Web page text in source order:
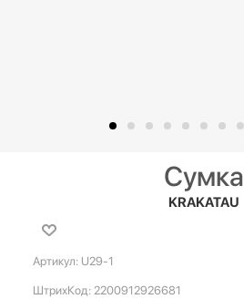
Сумка
KRAKATAU
Артикул: U29-1
ШтрихКод: 2200912926681